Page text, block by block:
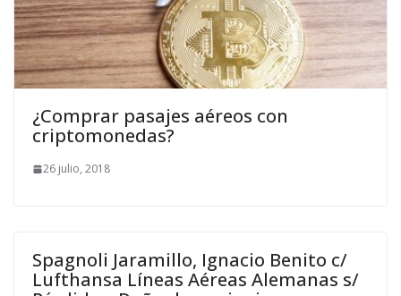
¿Comprar pasajes aéreos con
criptomonedas?
26 julio, 2018
Spagnoli Jaramillo, Ignacio Benito c/
Lufthansa Líneas Aéreas Alemanas s/